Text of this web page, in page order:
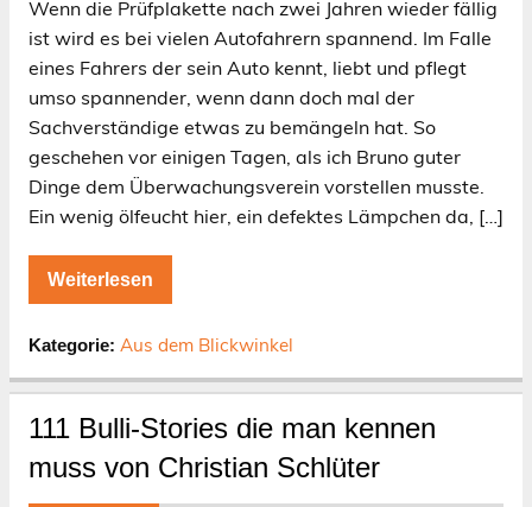
Wenn die Prüfplakette nach zwei Jahren wieder fällig
ist wird es bei vielen Autofahrern spannend. Im Falle
eines Fahrers der sein Auto kennt, liebt und pflegt
umso spannender, wenn dann doch mal der
Sachverständige etwas zu bemängeln hat. So
geschehen vor einigen Tagen, als ich Bruno guter
Dinge dem Überwachungsverein vorstellen musste.
Ein wenig ölfeucht hier, ein defektes Lämpchen da, […]
Weiterlesen
Kategorie: Aus dem Blickwinkel
111 Bulli-Stories die man kennen
muss von Christian Schlüter